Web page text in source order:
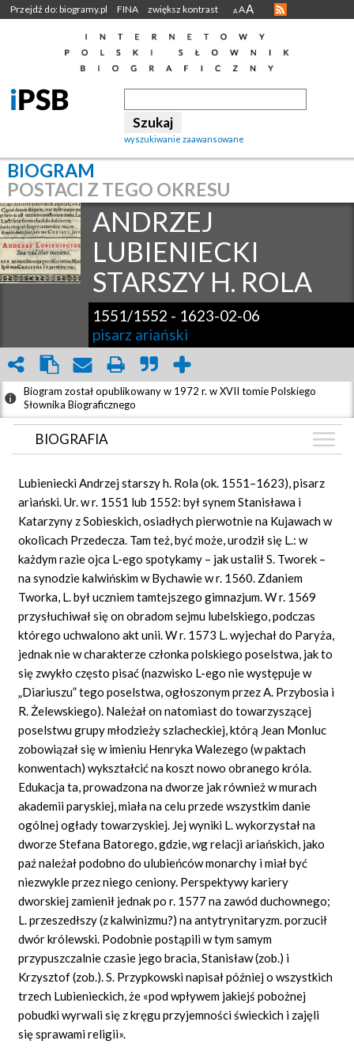
Przejdź do: biogramy.pl FINA zwiększ kontrast A AA
wyszukiwanie zaawansowane
BIOGRAM
POSTACI Z TEGO OKRESU
ANDRZEJ
LUBIENIECKI
STARSZY H. ROLA
1551/1552 - 1623-02-06
pisarz ariański
Biogram został opublikowany w 1972 r. w XVII tomie Polskiego
Słownika Biograficznego
BIOGRAFIA
GRAF POWIĄZAŃ
DYSKUSJA
Mapa
Lubieniecki Andrzej starszy h. Rola (ok. 1551–1623), pisarz
ariański. Ur. w r. 1551 lub 1552: był synem Stanisława i
Katarzyny z Sobieskich, osiadłych pierwotnie na Kujawach w
okolicach Przedecza. Tam też, być może, urodził się L.: w
każdym razie ojca L-ego spotykamy – jak ustalił S. Tworek –
na synodzie kalwińskim w Bychawie w r. 1560. Zdaniem
Tworka, L. był uczniem tamtejszego gimnazjum. W r. 1569
przysłuchiwał się on obradom sejmu lubelskiego, podczas
którego uchwalono akt unii. W r. 1573 L. wyjechał do Paryża,
jednak nie w charakterze członka polskiego poselstwa, jak to
się zwykło często pisać (nazwisko L-ego nie występuje w
„Diariuszu” tego poselstwa, ogłoszonym przez A. Przybosia i
R. Żelewskiego). Należał on natomiast do towarzyszącej
poselstwu grupy młodzieży szlacheckiej, którą Jean Monluc
zobowiązał się w imieniu Henryka Walezego (w paktach
konwentach) wykształcić na koszt nowo obranego króla.
Edukacja ta, prowadzona na dworze jak również w murach
akademii paryskiej, miała na celu przede wszystkim danie
ogólnej ogłady towarzyskiej. Jej wyniki L. wykorzystał na
dworze Stefana Batorego, gdzie, wg relacji ariańskich, jako
paź należał podobno do ulubieńców monarchy i miał być
niezwykle przez niego ceniony. Perspektywy kariery
dworskiej zamienił jednak po r. 1577 na zawód duchownego;
L. przeszedłszy (z kalwinizmu?) na antytrynitaryzm. porzucił
dwór królewski. Podobnie postąpili w tym samym
przypuszczalnie czasie jego bracia, Stanisław (zob.) i
Krzysztof (zob.). S. Przypkowski napisał później o wszystkich
trzech Lubienieckich, że «pod wpływem jakiejś pobożnej
pobudki wyrwali się z kręgu przyjemności świeckich i zajęli
się sprawami religii».